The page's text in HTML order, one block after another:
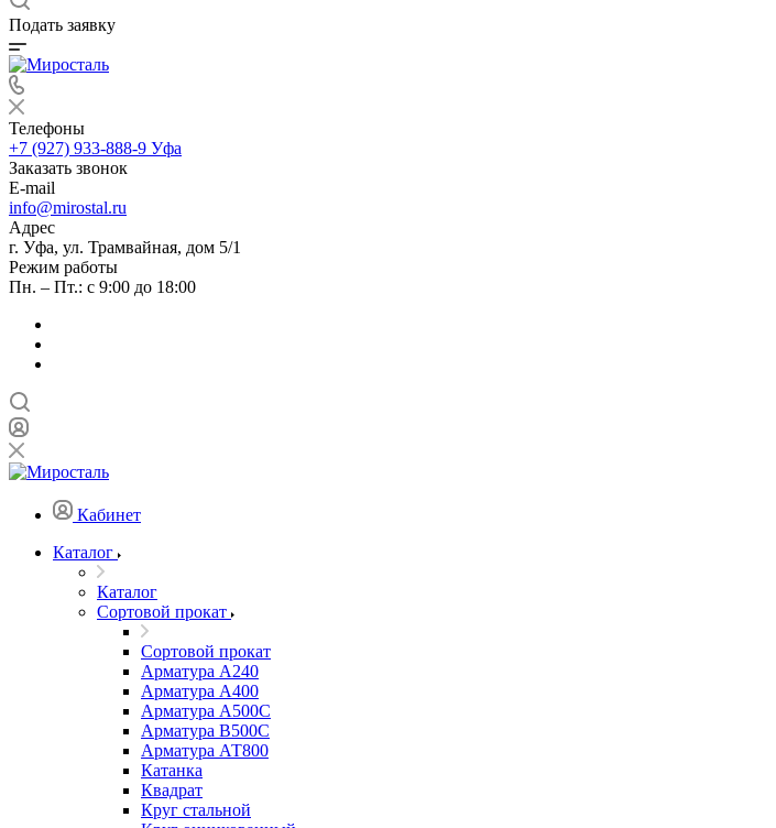
Подать заявку
Телефоны
+7 (927) 933-888-9 Уфа
Заказать звонок
E-mail
info@mirostal.ru
Адрес
г. Уфа, ул. Трамвайная, дом 5/1
Режим работы
Пн. – Пт.: с 9:00 до 18:00
Кабинет
Каталог
Каталог
Сортовой прокат
Сортовой прокат
Арматура А240
Арматура А400
Арматура А500C
Арматура В500С
Арматура АТ800
Катанка
Квадрат
Круг стальной